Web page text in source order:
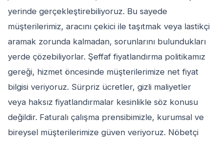
yerinde gerçekleştirebiliyoruz. Bu sayede
müşterilerimiz, aracını çekici ile taşıtmak veya lastikçi
aramak zorunda kalmadan, sorunlarını bulundukları
yerde çözebiliyorlar. Şeffaf fiyatlandırma politikamız
gereği, hizmet öncesinde müşterilerimize net fiyat
bilgisi veriyoruz. Sürpriz ücretler, gizli maliyetler
veya haksız fiyatlandırmalar kesinlikle söz konusu
değildir. Faturalı çalışma prensibimizle, kurumsal ve
bireysel müşterilerimize güven veriyoruz. Nöbetçi